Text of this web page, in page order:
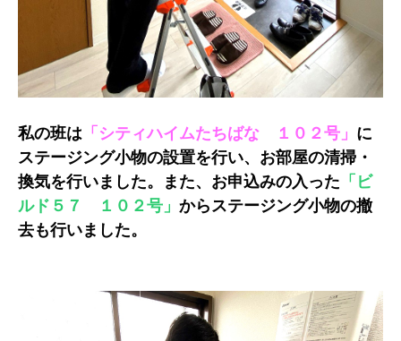
私の班は 「シティハイムたちばな １０２号」 に
ステージング小物の設置を行い、お部屋の清掃・
換気を行いました。また、お申込みの入った 「ビ
ルド５７ １０２号」 からステージング小物の撤
去も行いました。